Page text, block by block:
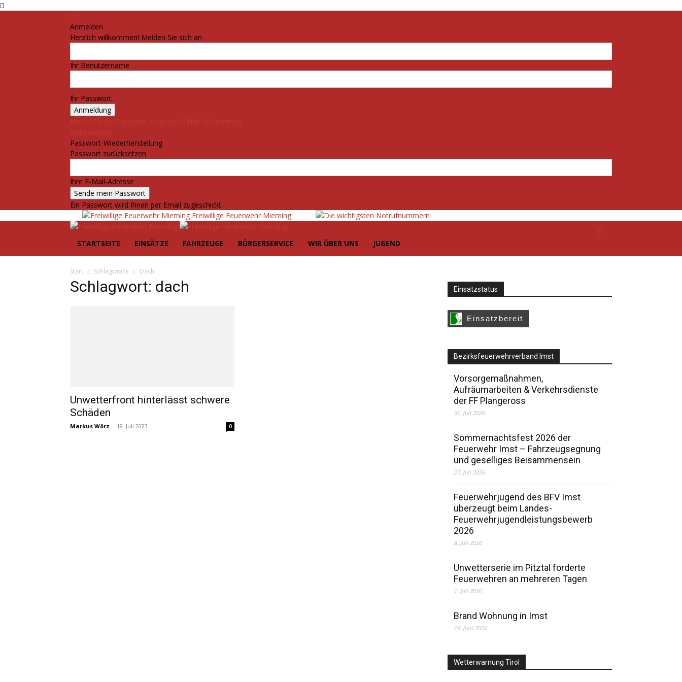
Anmelden
Herzlich willkommen! Melden Sie sich an
Ihr Benutzername
Ihr Passwort
Passwort-Wiederherstellung
Passwort zurücksetzen
Ihre E-Mail-Adresse
Ein Passwort wird Ihnen per Email zugeschickt.
Freiwillige Feuerwehr Mieming
STARTSEITE EINSÄTZE FAHRZEUGE BÜRGERSERVICE WIR ÜBER UNS JUGEND
Start Schlagworte Dach
Schlagwort: dach
Unwetterfront hinterlässt schwere
Schäden
Markus Wörz - 19. Juli 2023 0
Einsatzstatus
Bezirksfeuerwehrverband Imst
Vorsorgemaßnahmen,
Aufräumarbeiten & Verkehrsdienste
der FF Plangeross
31. Juli 2026
Sommernachtsfest 2026 der
Feuerwehr Imst – Fahrzeugsegnung
und geselliges Beisammensein
27. Juli 2026
Feuerwehrjugend des BFV Imst
überzeugt beim Landes-
Feuerwehrjugendleistungsbewerb
2026
8. Juli 2026
Unwetterserie im Pitztal forderte
Feuerwehren an mehreren Tagen
1. Juli 2026
Brand Wohnung in Imst
19. Juni 2026
Wetterwarnung Tirol